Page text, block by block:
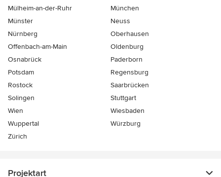
Mülheim-an-der-Ruhr
München
Münster
Neuss
Nürnberg
Oberhausen
Offenbach-am-Main
Oldenburg
Osnabrück
Paderborn
Potsdam
Regensburg
Rostock
Saarbrücken
Solingen
Stuttgart
Wien
Wiesbaden
Wuppertal
Würzburg
Zürich
Projektart